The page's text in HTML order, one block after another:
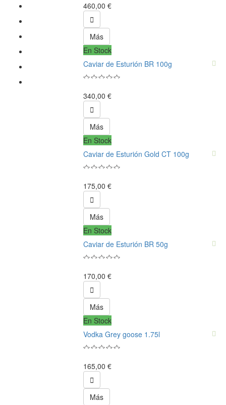
460,00 €

Más
En Stock
Caviar de Esturión BR 100g
340,00 €

Más
En Stock
Caviar de Esturión Gold CT 100g
175,00 €

Más
En Stock
Caviar de Esturión BR 50g
170,00 €

Más
En Stock
Vodka Grey goose 1.75l
165,00 €

Más